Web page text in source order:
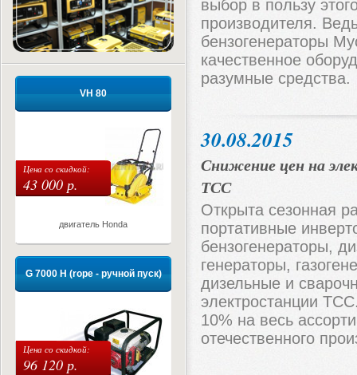
VH 80
Цена со скидкой:
43 000 р.
двигатель Honda
G 7000 H (rope - ручной пуск)
Цена со скидкой:
96 120 р.
выбор в пользу
производителя.
бензогенераторы
качественное
разумные средства.
30.08.2015
Снижение цен на
ТСС
Открыта сезонная
портативные
бензогенераторы,
генераторы,
дизельные и
электростанции
10% на весь
отечественного